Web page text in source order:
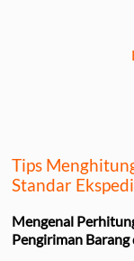
Tips
Standar
Mengenal
Pengiriman